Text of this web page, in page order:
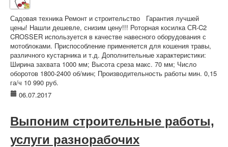
Садовая техника Ремонт и строительство Гарантия лучшей
цены! Нашли дешевле, снизим цену!!! Роторная косилка СR-C2
CROSSER используется в качестве навесного оборудования с
мотоблоками. Приспособление применяется для кошения травы,
различного кустарника и т.д. Дополнительные характеристики:
Ширина захвата 1000 мм; Высота среза макс. 70 мм; Число
оборотов 1800-2400 об/мин; Производительность работы мин. 0,15
га/ч 10 990 руб.
06.07.2017
Выпоним строительные работы,
услуги разнорабочих